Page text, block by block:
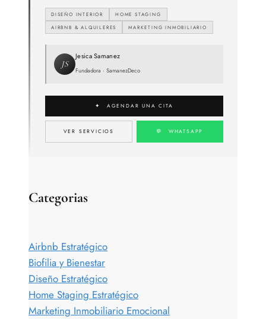
DISEÑO INTERIOR
HOME STAGING
AIRBNB & ALQUILERES
MARKETING INMOBILIARIO
JS
Jesica Samanez
Fundadora · SamanezDeco
✦ AGENDAR UNA CITA
VER SERVICIOS 💬 WHATSAPP
Categorias
Airbnb Estratégico
Biofilia y Bienestar
Diseño Estratégico
Home Staging Estratégico
Marketing Inmobiliario Emocional